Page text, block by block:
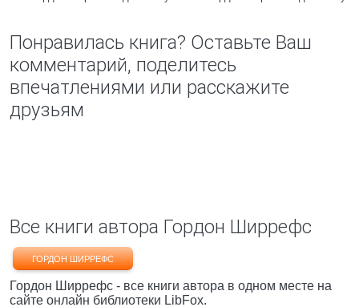
Понравилась книга? Оставьте Ваш
комментарий, поделитесь
впечатлениями или расскажите
друзьям
Все книги автора Гордон Ширрефс
ГОРДОН ШИРРЕФС
Гордон Ширрефс - все книги автора в одном месте на
сайте онлайн библиотеки LibFox.